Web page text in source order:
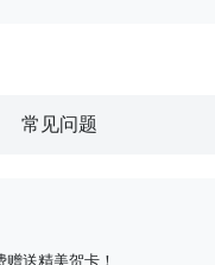
常见问题
送精美贺卡！